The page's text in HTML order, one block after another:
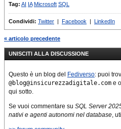
Tag: AI IA Microsoft SQL
Condividi: Twitter | Facebook | LinkedIn
« articolo precedente
UNISCITI ALLA DISCUSSIONE
Questo è un blog del Fediverso: puoi
@blog@insicurezzadigitale.com e
qui sotto.
Se vuoi commentare su SQL Server
nativi e agenti autonomi nel database,